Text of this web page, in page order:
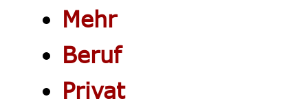
Mehr
Beruf
Privat